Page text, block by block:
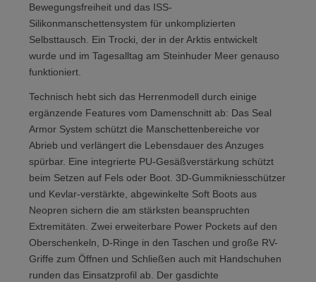
Bewegungsfreiheit und das ISS-
Silikonmanschettensystem für unkomplizierten
Selbsttausch. Ein Trocki, der in der Arktis entwickelt
wurde und im Tagesalltag am Steinhuder Meer genauso
funktioniert.
Technisch hebt sich das Herrenmodell durch einige
ergänzende Features vom Damenschnitt ab: Das Seal
Armor System schützt die Manschettenbereiche vor
Abrieb und verlängert die Lebensdauer des Anzuges
spürbar. Eine integrierte PU-Gesäßverstärkung schützt
beim Setzen auf Fels oder Boot. 3D-Gummikniesschützer
und Kevlar-verstärkte, abgewinkelte Soft Boots aus
Neopren sichern die am stärksten beanspruchten
Extremitäten. Zwei erweiterbare Power Pockets auf den
Oberschenkeln, D-Ringe in den Taschen und große RV-
Griffe zum Öffnen und Schließen auch mit Handschuhen
runden das Einsatzprofil ab. Der gasdichte